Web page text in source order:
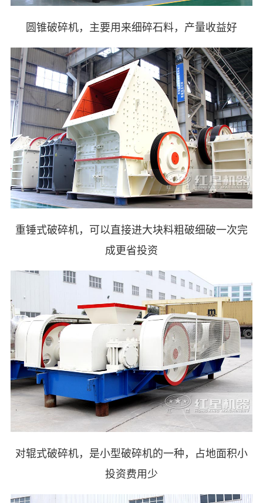
圆锥破碎机，主要用来细碎石料，产量收益好
重锤式破碎机，可以直接进大块料粗破细破一次完
成更省投资
对辊式破碎机，是小型破碎机的一种，占地面积小
投资费用少